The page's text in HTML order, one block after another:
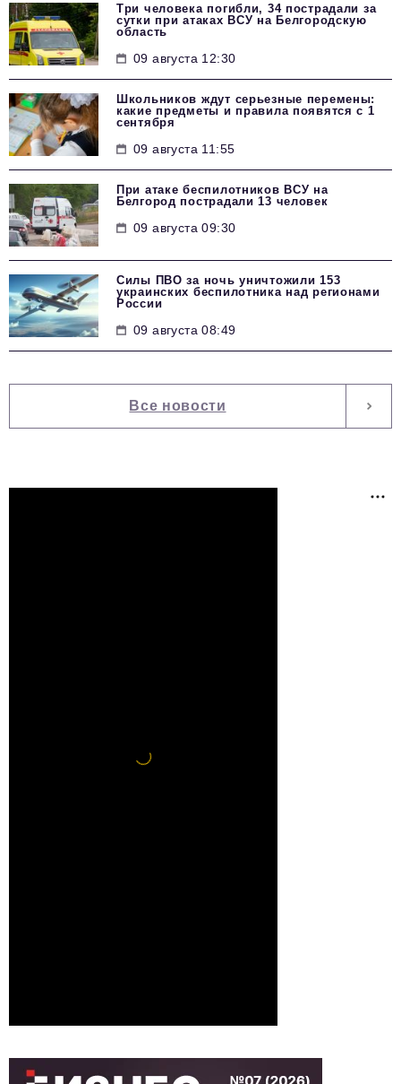
Три человека погибли, 34 пострадали за
сутки при атаках ВСУ на Белгородскую
область
09 августа 12:30
Школьников ждут серьезные перемены:
какие предметы и правила появятся с 1
сентября
09 августа 11:55
При атаке беспилотников ВСУ на
Белгород пострадали 13 человек
09 августа 09:30
Силы ПВО за ночь уничтожили 153
украинских беспилотника над регионами
России
09 августа 08:49
Все новости